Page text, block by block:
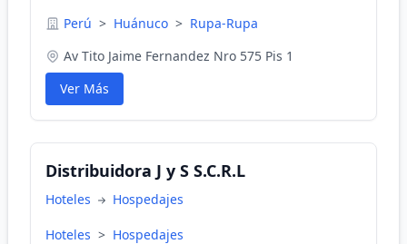
Perú > Huánuco > Rupa-Rupa
Av Tito Jaime Fernandez Nro 575 Pis 1
Ver Más
Distribuidora J y S S.C.R.L
Hoteles Hospedajes
Hoteles > Hospedajes